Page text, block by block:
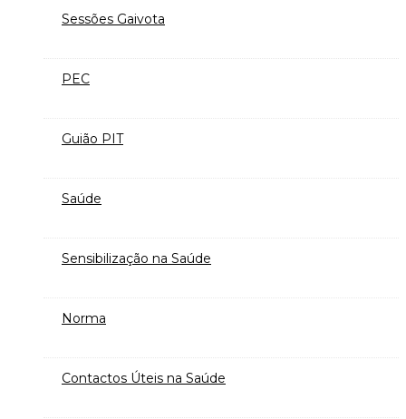
Sessões Gaivota
PEC
Guião PIT
Saúde
Sensibilização na Saúde
Norma
Contactos Úteis na Saúde